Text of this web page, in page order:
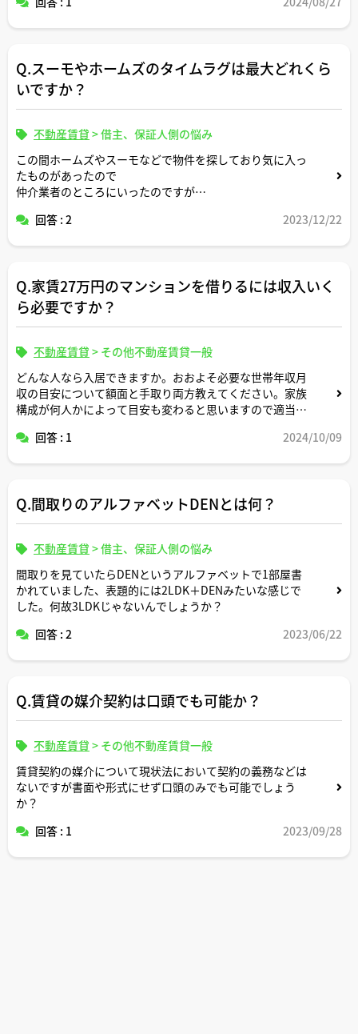
Q.スーモやホームズのタイムラグは最大どれくら
いですか？
不動産賃貸 >借主、保証人側の悩み
この間ホームズやスーモなどで物件を探しており気に入っ
たものがあったので
仲介業者のところにいったのですが
れておりラグはあると言われたのですがそのラグって最大
回答 : 2 2023/12/22
Q.家賃27万円のマンションを借りるには収入いく
ら必要ですか？
不動産賃貸 > その他不動産賃貸一般
どんな人なら入居できますか。おおよそ必要な世帯年収月
収の目安について額面と手取り両方教えてください。家族
構成が何人かによって目安も変わると思いますので適当な
回答 : 1 2024/10/09
Q.間取りのアルファベットDENとは何？
不動産賃貸 >借主、保証人側の悩み
間取りを見ていたらDENというアルファベットで1部屋書
かれていました、表題的には2LDK＋DENみたいな感じで
した。何故3LDKじゃないんでしょうか？
回答 : 2
2023/06/22
Q.賃貸の媒介契約は口頭でも可能か？
不動産賃貸 > その他不動産賃貸一般
賃貸契約の媒介について現状法において契約の義務などは
ないですが書面や形式にせず口頭のみでも可能でしょう
か？
回答 : 1
2023/09/28